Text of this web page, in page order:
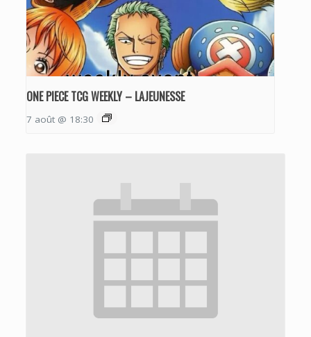
ONE PIECE TCG WEEKLY – LAJEUNESSE
7 août @ 18:30